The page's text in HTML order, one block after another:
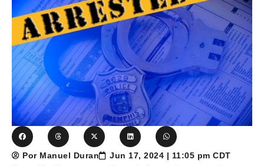
Por Manuel Duran Jun 17, 2024 | 11:05 pm CDT